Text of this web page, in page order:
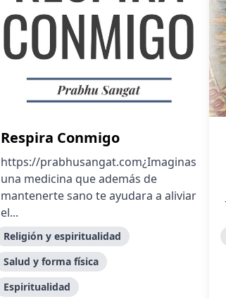
Respira Conmigo
https://prabhusangat.com¿Imaginas
una medicina que además de
mantenerte sano te ayudara a aliviar
el...
Religión y espiritualidad
Salud y forma física
Espiritualidad